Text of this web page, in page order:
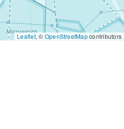
Leaflet, © OpenStreetMapcontributors